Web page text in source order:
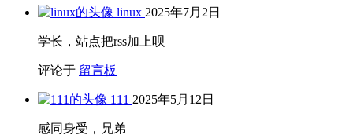
linux 2025年7月2日
学长，站点把rss加上呗
评论于 留言板
111 2025年5月12日
感同身受，兄弟